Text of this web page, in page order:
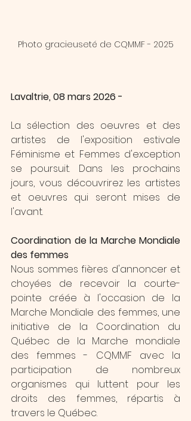
Photo gracieuseté de CQMMF - 2025
Lavaltrie, 08 mars 2026 -
La sélection des oeuvres et des
artistes de l'exposition estivale
Féminisme et Femmes d'exception
se poursuit. Dans les prochains
jours, vous découvrirez les artistes
et oeuvres qui seront mises de
l'avant.
Coordination de la Marche Mondiale
des femmes
Nous sommes fières d'annoncer et
choyées de recevoir la courte-
pointe créée à l'occasion de la
Marche Mondiale des femmes, une
initiative de la Coordination du
Québec de la Marche mondiale
des femmes - CQMMF avec la
participation de nombreux
organismes qui luttent pour les
droits des femmes, répartis à
travers le Québec.